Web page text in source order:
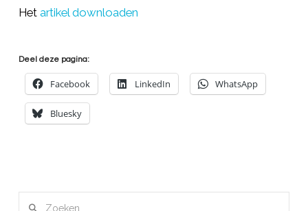
Het artikel downloaden
Deel deze pagina:
Facebook LinkedIn WhatsApp
Bluesky